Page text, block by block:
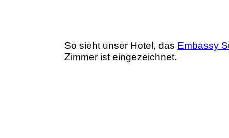
So sieht unser Hotel, das Embassy
Zimmer ist eingezeichnet.